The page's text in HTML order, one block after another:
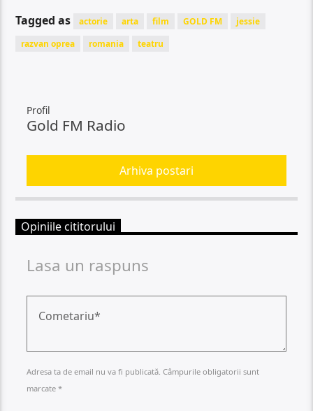
Tagged as actorie arta film GOLD FM
jessie
razvan oprea
romania teatru
Profil
Gold FM Radio
Arhiva postari
Opiniile cititorului
Lasa un raspuns
Adresa ta de email nu va fi publicată. Câmpurile obligatorii sunt
marcate *